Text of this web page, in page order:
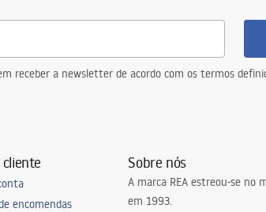
receber a newsletter de acordo com os termos
encomendas
Sobre nós
A marca REA estreou-se no
em 1993.